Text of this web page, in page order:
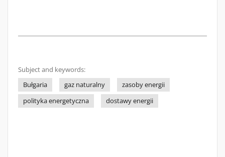
Subject and keywords:
Bułgaria
gaz naturalny
zasoby energii
polityka energetyczna
dostawy energii